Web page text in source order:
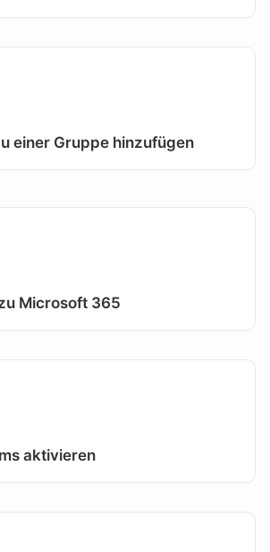
einer Gruppe hinzufügen
Microsoft 365
aktivieren